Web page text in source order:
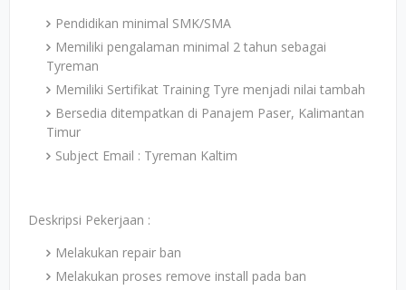
Pendidikan minimal SMK/SMA
Memiliki pengalaman minimal 2 tahun sebagai
Tyreman
Memiliki Sertifikat Training Tyre menjadi nilai tambah
Bersedia ditempatkan di Panajem Paser, Kalimantan
Timur
Subject Email : Tyreman Kaltim
Deskripsi Pekerjaan :
Melakukan repair ban
Melakukan proses remove install pada ban